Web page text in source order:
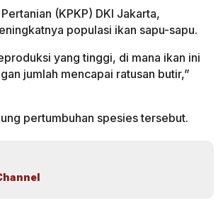
(KPKP) DKI Jakarta,
populasi ikan sapu-sapu.
yang tinggi, di mana ikan ini
jumlah mencapai ratusan butir,”
pertumbuhan spesies tersebut.